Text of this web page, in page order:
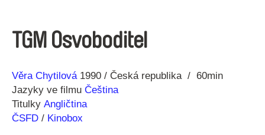
TGM Osvoboditel
Režie
Věra Chytilová
Rok 1990 Česká republika
60min
Jazyky ve filmu Čeština
Titulky Angličtina
ČSFD / Kinobox